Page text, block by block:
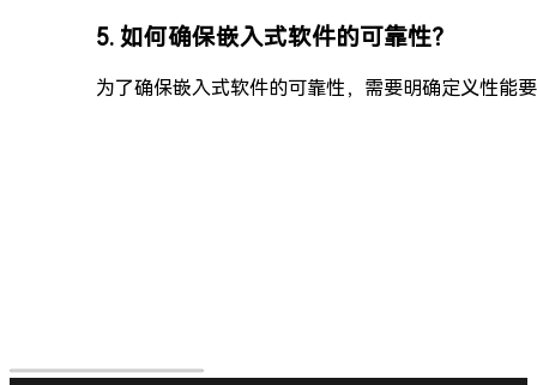
5. 如何确保嵌入式软件的可靠性？
为了确保嵌入式软件的可靠性，需要明确定义性能